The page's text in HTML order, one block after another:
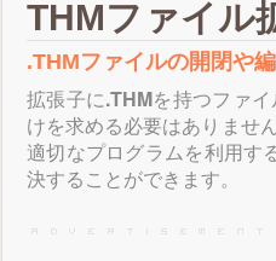
THMファイル
.THMファイルの開閉や
拡張子に.THMを持つファ
けを求める必要はありませ
適切なプログラムを利用す
決することができます。